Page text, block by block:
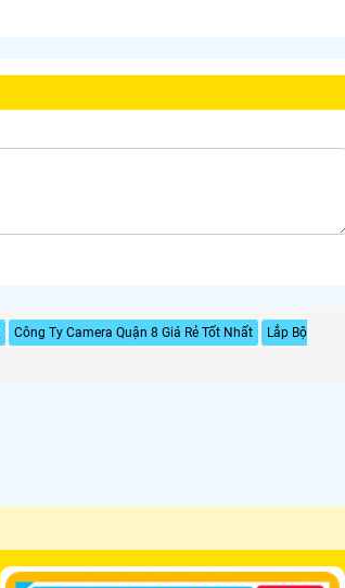
Công Ty Camera Quận 8 Giá Rẻ Tốt Nhất
Lắp Bộ